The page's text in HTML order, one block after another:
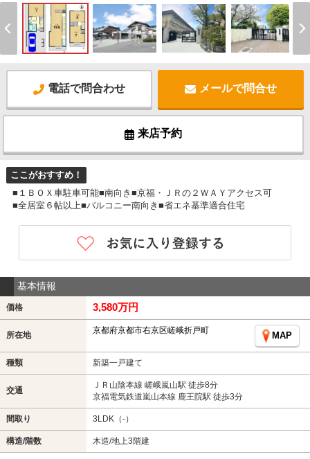
電話で問合わせ メールで問合せ
来店予約
ここがおすすめ！
■１ＢＯＸ車駐車可能■南向き■京福・ＪＲの２ＷＡＹアクセス可
■全居室６帖以上■バルコニー南向き■省エネ基準適合住宅
基本情報
価格 3,580万円
所在地 京都府京都市右京区嵯峨折戸町
MAP
種類 新築一戸建て
交通
ＪＲ山陰本線 嵯峨嵐山駅 徒歩8分
京福電気鉄道嵐山本線 鹿王院駅 徒歩3分
間取り 3LDK（-）
構造/階数 木造/地上3階建